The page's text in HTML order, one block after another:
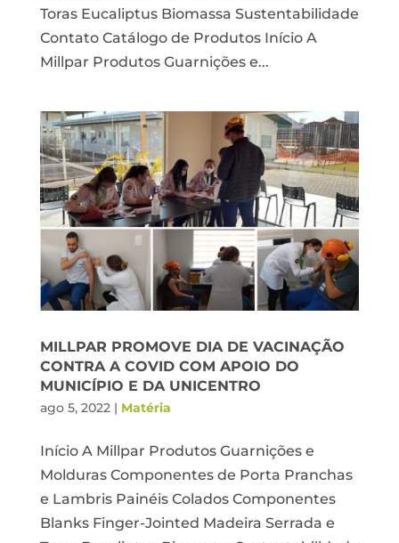
Toras Eucaliptus Biomassa Sustentabilidade
Contato Catálogo de Produtos Início A
Millpar Produtos Guarnições e...
MILLPAR PROMOVE DIA DE VACINAÇÃO
CONTRA A COVID COM APOIO DO
MUNICÍPIO E DA UNICENTRO
ago 5, 2022| Matéria
Início A Millpar Produtos Guarnições e
Molduras Componentes de Porta Pranchas
e Lambris Painéis Colados Componentes
Blanks Finger-Jointed Madeira Serrada e